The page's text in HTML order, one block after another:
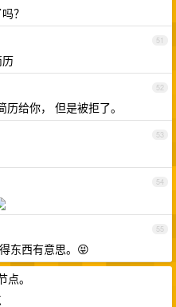
？
51
52
给你， 但是被拒了。
53
54
55
东西有意思。😝
点。